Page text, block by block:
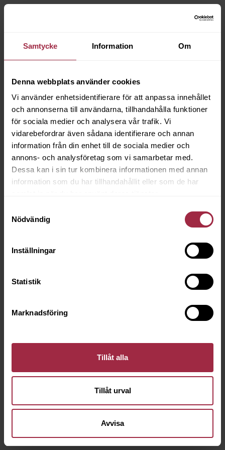
Samtycke Information Om
Denna webbplats använder cookies
Vi använder enhetsidentifierare för att anpassa innehållet
och annonserna till användarna, tillhandahålla funktioner
för sociala medier och analysera vår trafik. Vi
vidarebefordrar även sådana identifierare och annan
information från din enhet till de sociala medier och
annons- och analysföretag som vi samarbetar med.
Dessa kan i sin tur kombinera informationen med annan
information som du har tillhandahållit eller som de har
Nödvändig
Inställningar
Statistik
Marknadsföring
Tillåt alla
Tillåt urval
Avvisa